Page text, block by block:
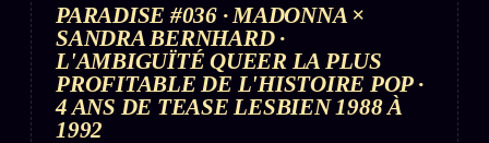
PARADISE #036 · MADONNA ×
SANDRA BERNHARD ·
L'AMBIGUÏTÉ QUEER LA PLUS
PROFITABLE DE L'HISTOIRE POP ·
4 ANS DE TEASE LESBIEN 1988 À
1992